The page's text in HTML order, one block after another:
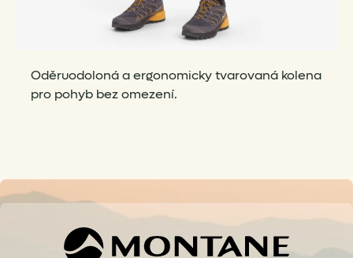
Oděruodoloná a ergonomicky tvarovaná kolena
pro pohyb bez omezení.